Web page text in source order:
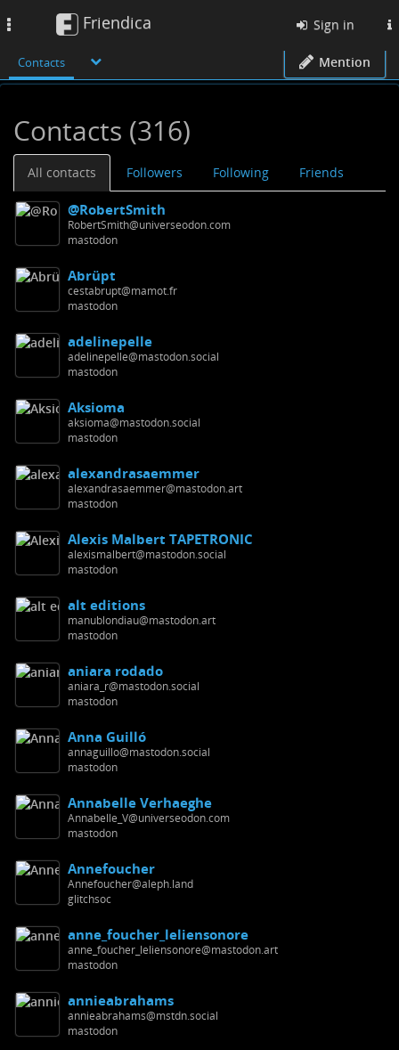
Friendica Sign in
Contacts Mention
Contacts (316)
All contacts Followers Following Friends
@RobertSmith
RobertSmith@universeodon.com
mastodon
Abrüpt
cestabrupt@mamot.fr
mastodon
adelinepelle
adelinepelle@mastodon.social
mastodon
Aksioma
aksioma@mastodon.social
mastodon
alexandrasaemmer
alexandrasaemmer@mastodon.art
mastodon
Alexis Malbert TAPETRONIC
alexismalbert@mastodon.social
mastodon
alt editions
manublondiau@mastodon.art
mastodon
aniara rodado
aniara_r@mastodon.social
mastodon
Anna Guilló
annaguillo@mastodon.social
mastodon
Annabelle Verhaeghe
Annabelle_V@universeodon.com
mastodon
Annefoucher
Annefoucher@aleph.land
glitchsoc
anne_foucher_leliensonore
anne_foucher_leliensonore@mastodon.art
mastodon
annieabrahams
annieabrahams@mstdn.social
mastodon